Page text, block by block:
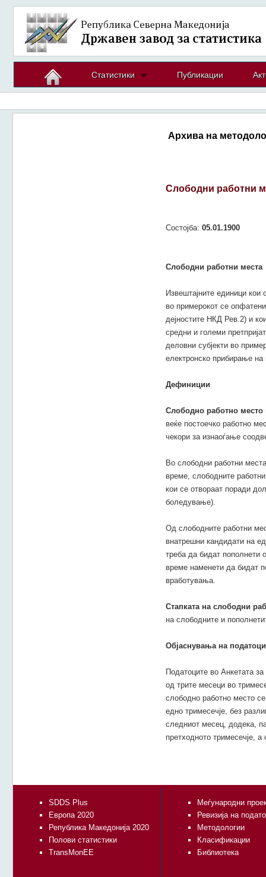
Статистики Публикации
Архива на
Слободни работни
Состојба: 05.01.1900
Слободни работни места
Извештајните единици
во примерокот се
дејностите НКД Рев.2) и
средни и големи
деловни субјекти во
електронско прибирање на
Дефиниции
Слободно работно место
веќе постоечко работно
чекори за изнаоѓање
Во слободни работни
време, слободните
кои се отвораат поради
боледување).
Од слободните работни
внатрешни кандидати на
треба да бидат пополнети
време наменети да бидат
вработувања.
Стапката на слободни
на слободните и
Објаснувања на
Податоците во Анкетата
од трите месеци во
слободно работно место
едно тримесечjе, без
следниот месец, додека,
претходното тримесечје,
SDDS Plus
Европа 2020
Република Македонија 2020
Полови статистики
TransMonEE
Меѓународни
Ревизија на
Методологии
Класификации
Библиотека